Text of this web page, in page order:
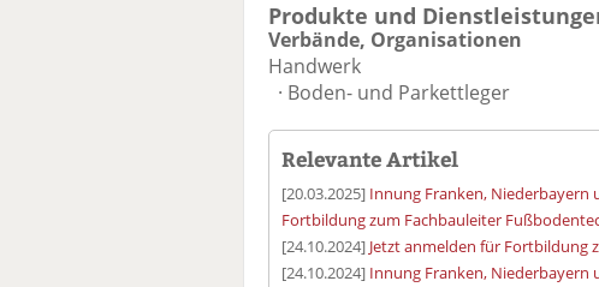
Produkte und
Verbände, Organisationen
Handwerk
· Boden- und Parkettleger
Relevante Artikel
[20.03.2025] Innung Franken, Niederbayern
Fortbildung zum Fachbauleiter
[24.10.2024] Jetzt anmelden für Fortbildung
[24.10.2024] Innung Franken, Niederbayern